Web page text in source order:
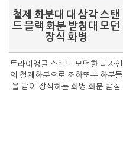
철제 화분대 대 삼각 스탠
드 블랙 화분 받침대 모던
장식 화병
트라이앵글 스탠드 모던한 디자인
의 철제화분으로 조화또는 화분들
을 담아 장식하는 화병 화분 받침